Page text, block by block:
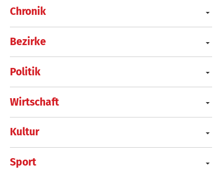
Chronik
Bezirke
Politik
Wirtschaft
Kultur
Sport